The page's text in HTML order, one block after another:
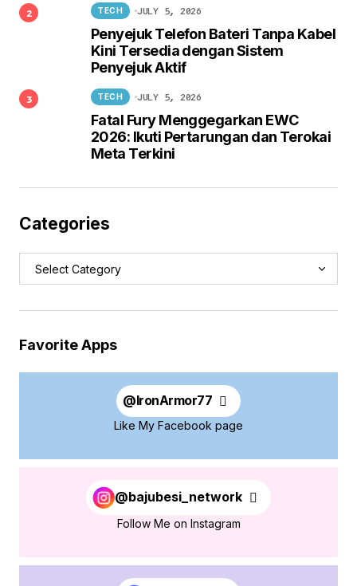
Penyejuk Telefon Bateri Tanpa Kabel
Kini Tersedia dengan Sistem
Penyejuk Aktif
TECH JULY 5, 2026
Fatal Fury Menggegarkan EWC
2026: Ikuti Pertarungan dan Terokai
Meta Terkini
TECH JULY 5, 2026
Categories
Favorite Apps
@IronArmor77
Like My Facebook page
@bajubesi_network
Follow Me on Instagram